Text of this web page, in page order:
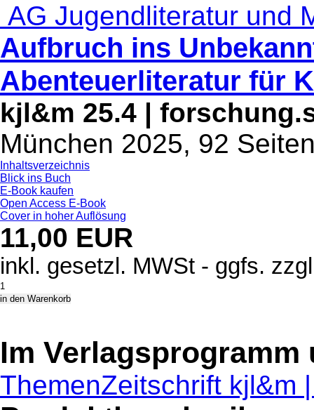
AG Jugendliteratur und
Aufbruch ins
Abenteuerliteratur für
kjl&m 25.4 |
München 2025, 92
Inhaltsverzeichnis
Blick ins Buch
E-Book kaufen
Open Access E-Book
Cover in hoher Auflösung
11,00 EUR
inkl. gesetzl. MWSt - ggfs.
Im Verlagsprogramm
ThemenZeitschrift kjl&m